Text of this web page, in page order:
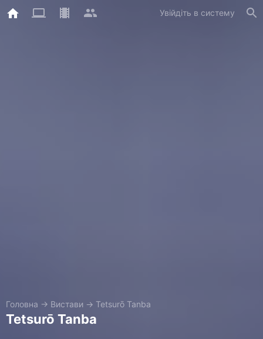
Увійдіть в систему
Головна → Вистави → Tetsurō Tanba
Tetsurō Tanba